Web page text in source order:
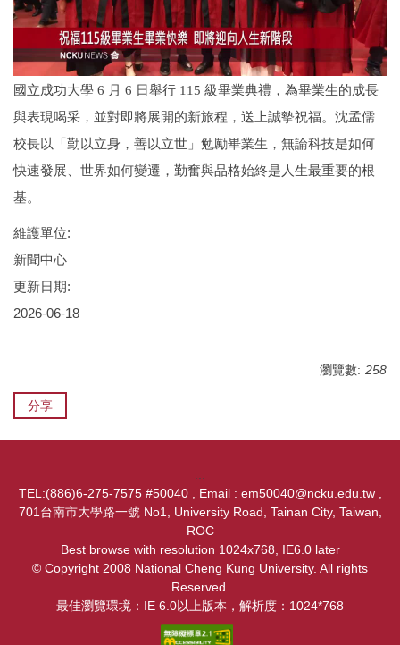
國立成功大學 6 月 6 日舉行 115 級畢業典禮，為畢業生的成長
與表現喝采，並對即將展開的新旅程，送上誠摰祝福。沈孟儒
校長以「勤以立身，善以立世」勉勵畢業生，無論科技是如何
快速發展、世界如何變遷，勤奮與品格始終是人生最重要的根
基。
維護單位:
新聞中心
更新日期:
2026-06-18
瀏覽數: 258
分享
:::
TEL:(886)6-275-7575 #50040 , Email : em50040@ncku.edu.tw ,
701台南市大學路一號 No1, University Road, Tainan City, Taiwan,
ROC
Best browse with resolution 1024x768, IE6.0 later
© Copyright 2008 National Cheng Kung University. All rights
Reserved.
最佳瀏覽環境：IE 6.0以上版本，解析度：1024*768